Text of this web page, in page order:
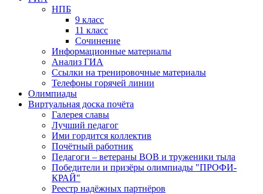
НПБ
9 класс
11 класс
Сочинение
Информационные материалы
Анализ ГИА
Ссылки на тренировочные материалы
Телефоны горячей линии
Олимпиады
Виртуальная доска почёта
Галерея славы
Лучший педагог
Ими гордится коллектив
Почётный работник
Педагоги – ветераны ВОВ и труженики тыла
Победители и призёры олимпиады "ПРОФИ-
КРАЙ"
Реестр надёжных партнёров